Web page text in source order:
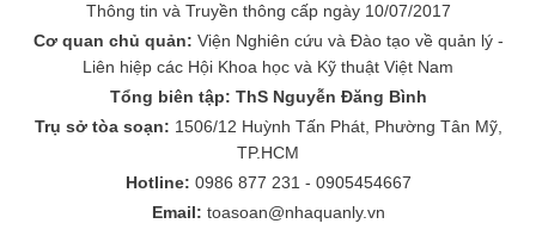
Thông tin và Truyền thông cấp ngày 10/07/2017
Cơ quan chủ quản: Viện Nghiên cứu và Đào tạo về quản lý -
Liên hiệp các Hội Khoa học và Kỹ thuật Việt Nam
Tổng biên tập: ThS Nguyễn Đăng Bình
Trụ sở tòa soạn: 1506/12 Huỳnh Tấn Phát, Phường Tân Mỹ,
TP.HCM
Hotline: 0986 877 231 - 0905454667
Email: toasoan@nhaquanly.vn